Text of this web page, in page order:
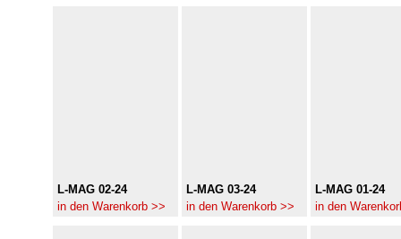
L-MAG 02-24
in den Warenkorb >>
L-MAG 03-24
in den Warenkorb >>
L-MAG 01-24
in den